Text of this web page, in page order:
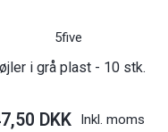
5five
i grå plast - 10 stk.
DKK Inkl. moms